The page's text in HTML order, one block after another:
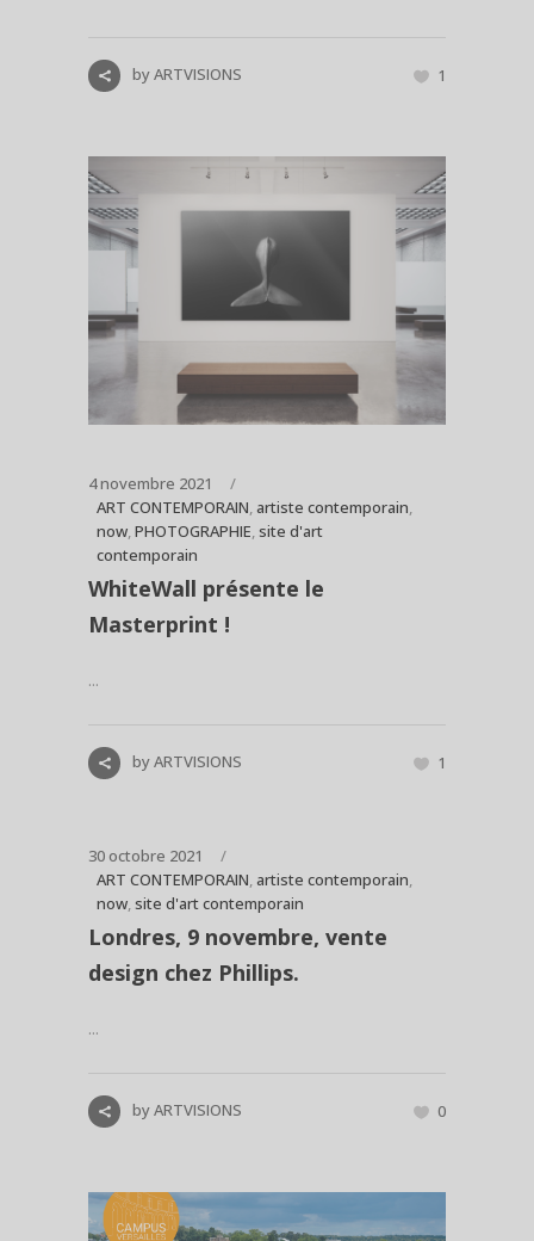
byARTVISIONS 1
4 novembre 2021
ART CONTEMPORAIN, artiste contemporain,
now,PHOTOGRAPHIE,site d'art
contemporain
WhiteWall présente le
Masterprint !
...
byARTVISIONS 1
30 octobre 2021
ART CONTEMPORAIN, artiste contemporain,
now,site d'art contemporain
Londres, 9 novembre, vente
design chez Phillips.
...
byARTVISIONS 0